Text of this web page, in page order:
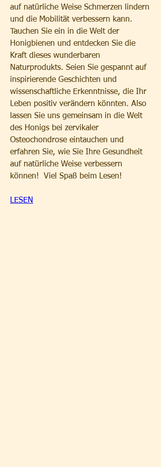
auf natürliche Weise Schmerzen lindern
und die Mobilität verbessern kann.
Tauchen Sie ein in die Welt der
Honigbienen und entdecken Sie die
Kraft dieses wunderbaren
Naturprodukts. Seien Sie gespannt auf
inspirierende Geschichten und
wissenschaftliche Erkenntnisse, die Ihr
Leben positiv verändern könnten. Also
lassen Sie uns gemeinsam in die Welt
des Honigs bei zervikaler
Osteochondrose eintauchen und
erfahren Sie, wie Sie Ihre Gesundheit
auf natürliche Weise verbessern
können!  Viel Spaß beim Lesen!
LESEN